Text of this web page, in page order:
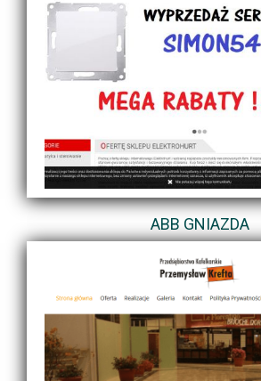
ABB GNIAZDA